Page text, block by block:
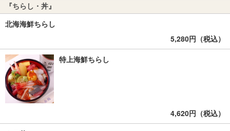
『ちらし・丼』
北海海鮮ちらし
5,280円（税込）
特上海鮮ちらし
4,620円（税込）